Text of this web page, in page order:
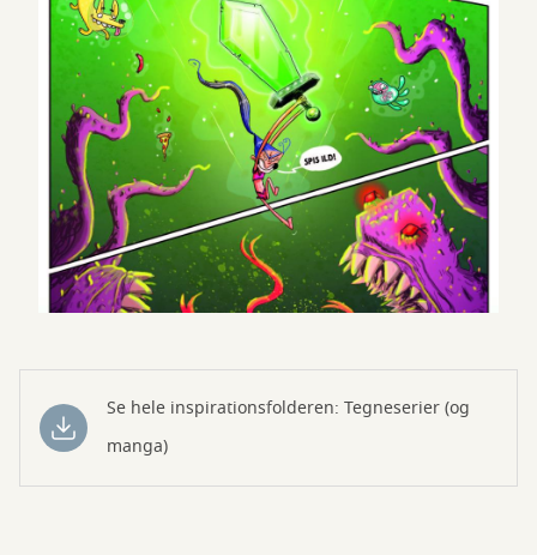
Se hele inspirationsfolderen: Tegneserier (og
manga)